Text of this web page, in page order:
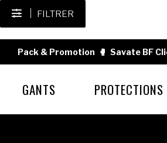
FILTRER
Pack & Promotion 🥊 Savate BF
GANTS PROTECTIONS